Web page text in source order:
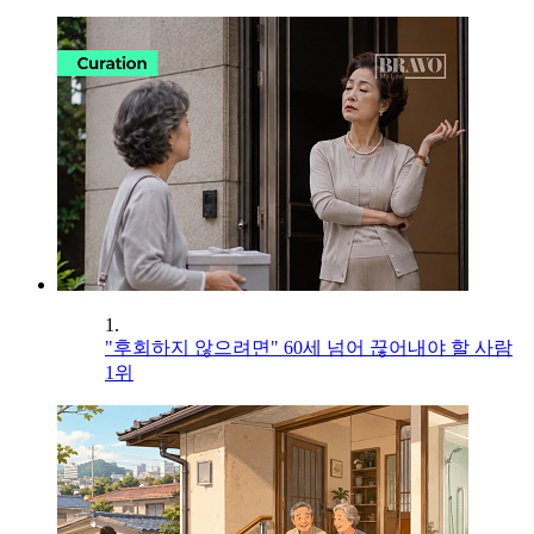
1.
"후회하지 않으려면" 60세 넘어 끊어내야 할 사람
1위